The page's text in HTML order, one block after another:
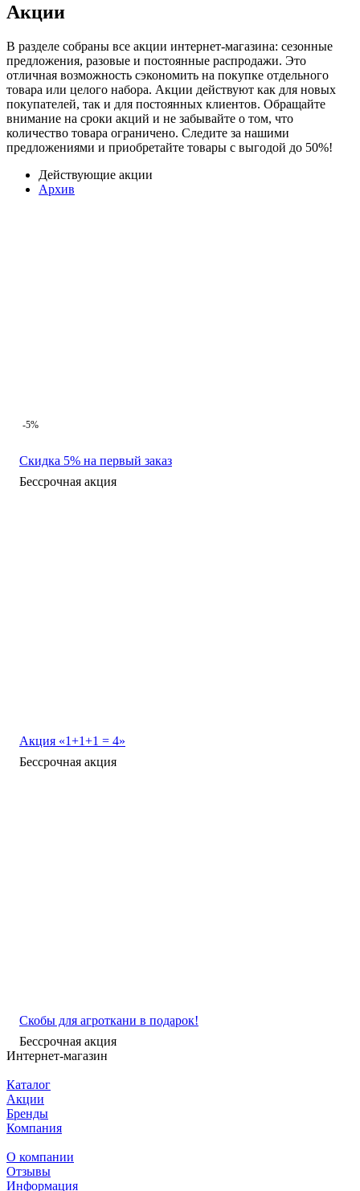
Акции
В разделе собраны все акции интернет-магазина: сезонные
предложения, разовые и постоянные распродажи. Это
отличная возможность сэкономить на покупке отдельного
товара или целого набора. Акции действуют как для новых
покупателей, так и для постоянных клиентов. Обращайте
внимание на сроки акций и не забывайте о том, что
количество товара ограничено. Следите за нашими
предложениями и приобретайте товары с выгодой до 50%!
Действующие акции
Архив
-5%
Скидка 5% на первый заказ
Бессрочная акция
Акция «1+1+1 = 4»
Бессрочная акция
Скобы для агроткани в подарок!
Бессрочная акция
Интернет-магазин
Каталог
Акции
Бренды
Компания
О компании
Отзывы
Информация